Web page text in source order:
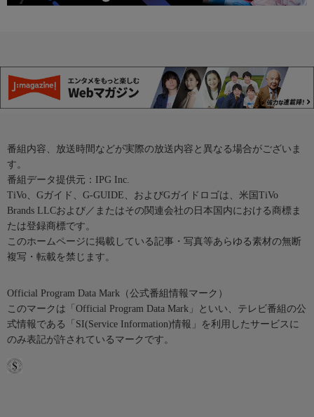
番組内容、放送時間などが実際の放送内容と異なる場合がございま
す。
番組データ提供元：IPG Inc.
TiVo、Gガイド、G-GUIDE、およびGガイドロゴは、米国TiVo
Brands LLCおよび／またはその関連会社の日本国内における商標ま
たは登録商標です。
このホームページに掲載している記事・写真等あらゆる素材の無断
複写・転載を禁じます。
Official Program Data Mark（公式番組情報マーク）
このマークは「Official Program Data Mark」といい、テレビ番組の公
式情報である「SI(Service Information)情報」を利用したサービスに
のみ表記が許されているマークです。